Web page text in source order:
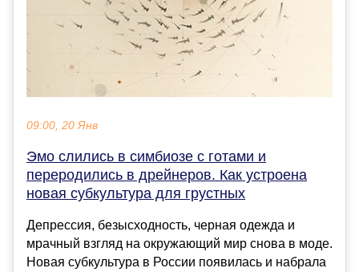
09:00, 20 Янв
Эмо слились в симбиозе с готами и
переродились в дрейнеров. Как устроена
новая субкультура для грустных
Депрессия, безысходность, черная одежда и
мрачный взгляд на окружающий мир снова в моде.
Новая субкультура в России появилась и набрала